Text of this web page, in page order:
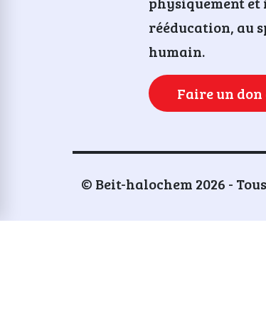
rééducation, au
humain.
Faire un
© Beit-halochem 2026 -